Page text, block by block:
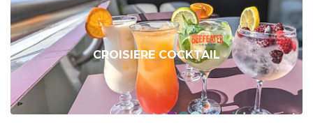
CROISIERE COCKTAIL